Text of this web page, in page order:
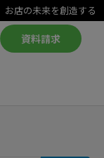
お店の未来を創造する
資料請求